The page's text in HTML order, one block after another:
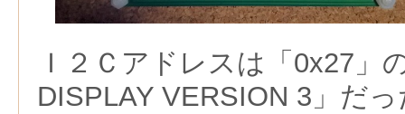
Ｉ２Ｃアドレスは「0x27」
DISPLAY VERSION 3」だっ